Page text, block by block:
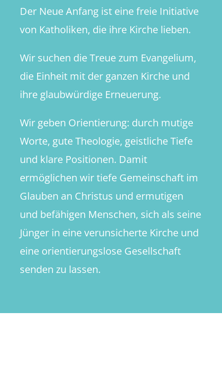
Der Neue Anfang ist eine freie Initiative
von Katholiken, die ihre Kirche lieben.
Wir suchen die Treue zum Evangelium,
die Einheit mit der ganzen Kirche und
ihre glaubwürdige Erneuerung.
Wir geben Orientierung: durch mutige
Worte, gute Theologie, geistliche Tiefe
und klare Positionen. Damit
ermöglichen wir tiefe Gemeinschaft im
Glauben an Christus und ermutigen
und befähigen Menschen, sich als seine
Jünger in eine verunsicherte Kirche und
eine orientierungslose Gesellschaft
senden zu lassen.